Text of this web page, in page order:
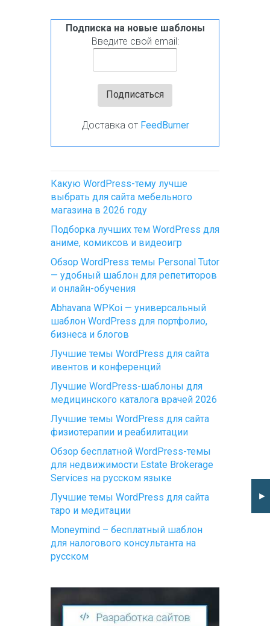
Подписка на новые шаблоны
Введите свой email:
Доставка от FeedBurner
Какую WordPress-тему лучше
выбрать для сайта мебельного
магазина в 2026 году
Подборка лучших тем WordPress для
аниме, комиксов и видеоигр
Обзор WordPress темы Personal Tutor
— удобный шаблон для репетиторов
и онлайн-обучения
Abhavana WPKoi — универсальный
шаблон WordPress для портфолио,
бизнеса и блогов
Лучшие темы WordPress для сайта
ивентов и конференций
Лучшие WordPress-шаблоны для
медицинского каталога врачей 2026
Лучшие темы WordPress для сайта
физиотерапии и реабилитации
Обзор бесплатной WordPress-темы
для недвижимости Estate Brokerage
Services на русском языке
Лучшие темы WordPress для сайта
таро и медитации
Moneymind – бесплатный шаблон
для налогового консультанта на
русском
►